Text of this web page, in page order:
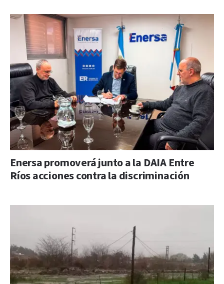
Enersa promoverá junto a la DAIA Entre
Ríos acciones contra la discriminación